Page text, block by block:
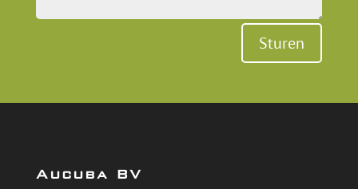
Sturen
Aucuba BV